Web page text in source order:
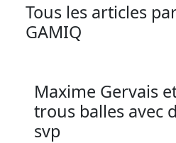
Tous les articles
GAMIQ
Maxime Gervais
trous balles avec
svp